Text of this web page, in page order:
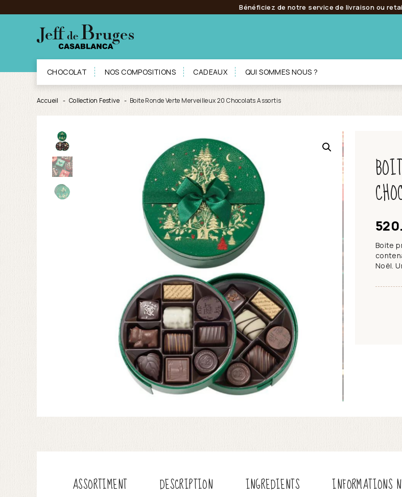
Bénéficiez de notre service de livraison ou
CHOCOLAT NOS COMPOSITIONS CADEAUX QUI SOMMES NOUS ?
Accueil Collection Festive Boite Ronde Verte Merveilleux 20 Chocolats Assortis
Boite
Noël.
ASSORTIMENT DESCRIPTION INGREDIENTS INFORMATIONS